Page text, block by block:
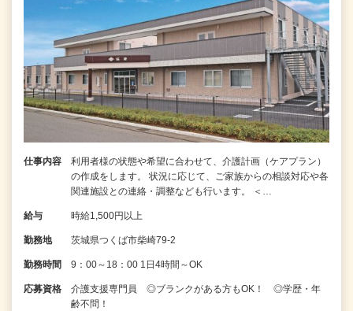
仕事内容
利用者様の状態や希望に合わせて、介護計画（ケアプラン）
の作成をします。 状況に応じて、ご家族からの相談対応や各
関連施設との連絡・調整なども行います。 ＜…
給与 時給1,500円以上
勤務地 茨城県つくば市柴崎79-2
勤務時間 9：00～18：00 1日4時間～OK
応募資格
介護支援専門員 ◎ブランクがある方もOK！ ◎学歴・年
齢不問！